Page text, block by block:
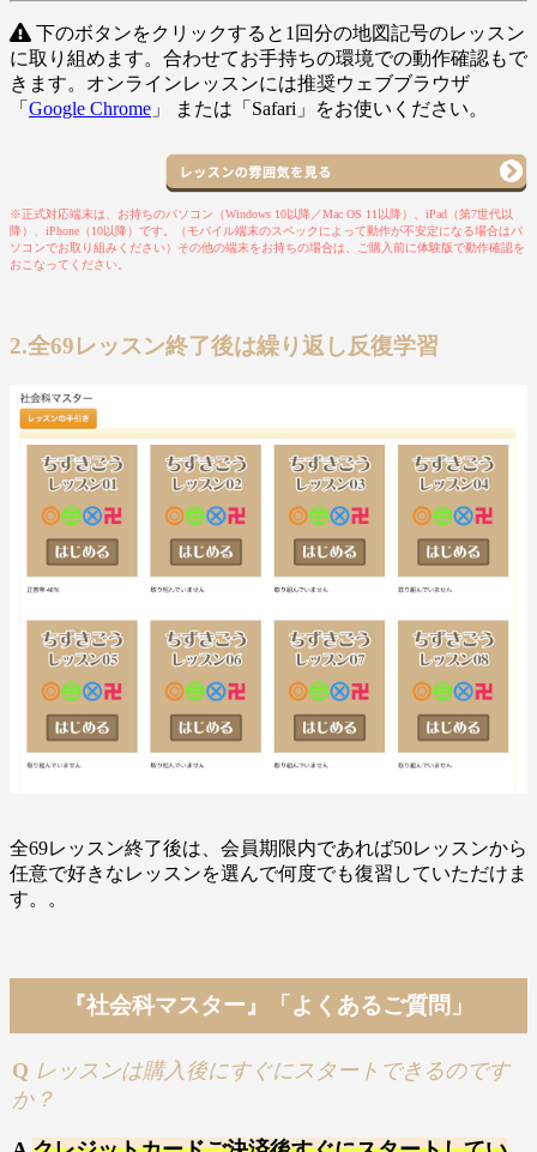
下のボタンをクリックすると1回分の地図記号のレッスン
に取り組めます。合わせてお手持ちの環境での動作確認もで
きます。オンラインレッスンには推奨ウェブブラウザ
「 Google Chrome 」 または「Safari」をお使いください。
※正式対応端末は、お持ちのパソコン（Windows 10以降／Mac OS 11以降）、iPad（第7世代以
降）、iPhone（10以降）です。（モバイル端末のスペックによって動作が不安定になる場合はパ
ソコンでお取り組みください）その他の端末をお持ちの場合は、ご購入前に体験版で動作確認を
おこなってください。
2.全69レッスン終了後は繰り返し反復学習
全69レッスン終了後は、会員期限内であれば50レッスンから
任意で好きなレッスンを選んで何度でも復習していただけま
す。。
『社会科マスター』「よくあるご質問」
Q レッスンは購入後にすぐにスタートできるのです
か？